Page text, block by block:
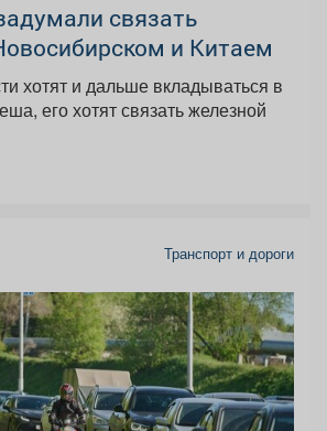
связать
и Китаем
хотят и дальше вкладываться в
его хотят связать железной
Транспорт и дороги